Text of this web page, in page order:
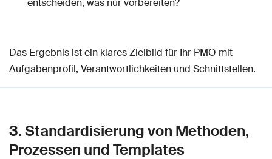
entscheiden, was nur vorbereiten?
Das Ergebnis ist ein klares Zielbild für Ihr PMO mit
Aufgabenprofil, Verantwortlichkeiten und Schnittstellen.
3. Standardisierung von Methoden,
Prozessen und Templates